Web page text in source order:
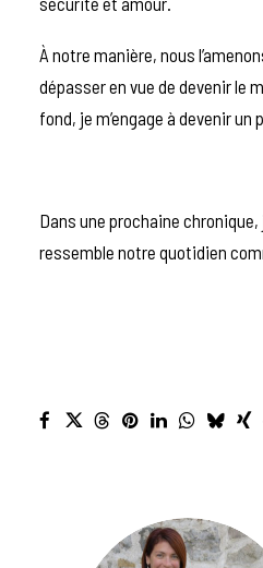
À notre manière, nous
dépasser en vue de devenir le
fond, je m’engage à devenir un
Dans une prochaine
ressemble notre quotidien